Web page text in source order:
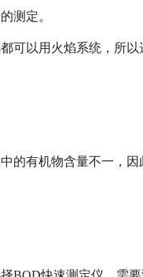
测定。
可以用火焰系统，所
的有机物含量不一，